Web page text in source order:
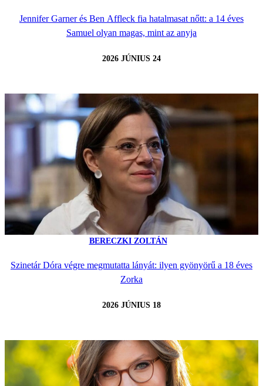
Jennifer Garner és Ben Affleck fia hatalmasat nőtt: a 14 éves
Samuel olyan magas, mint az anyja
2026 JÚNIUS 24
BERECZKI ZOLTÁN
Szinetár Dóra végre megmutatta lányát: ilyen gyönyörű a 18 éves
Zorka
2026 JÚNIUS 18